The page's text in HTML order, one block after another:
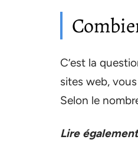
C’est la
sites web,
Selon le
Lire